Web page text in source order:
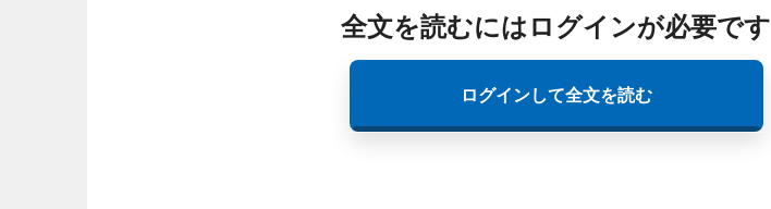
全文を読むにはログインが必要です
ログインして全文を読む